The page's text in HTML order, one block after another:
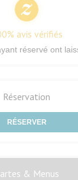
avis vérifiés
réservé ont
Réservation
RÉSERVER
& Menus